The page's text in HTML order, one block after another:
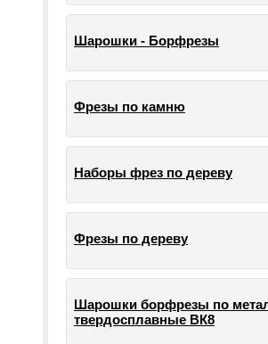
Шарошки - Борфрезы
Фрезы по камню
Наборы фрез по дереву
Фрезы по дереву
Шарошки борфрезы по
твердосплавные ВК8